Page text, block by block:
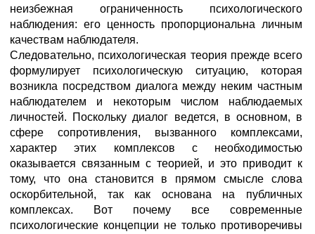
неизбежная ограниченность психологического
наблюдения: его ценность пропорциональна личным
качествам наблюдателя.
Следовательно, психологическая теория прежде всего
формулирует психологическую ситуацию, которая
возникла посредством диалога между неким частным
наблюдателем и некоторым числом наблюдаемых
личностей. Поскольку диалог ведется, в основном, в
сфере сопротивления, вызванного комплексами,
характер этих комплексов с необходимостью
оказывается связанным с теорией, и это приводит к
тому, что она становится в прямом смысле слова
оскорбительной, так как основана на публичных
комплексах. Вот почему все современные
психологические концепции не только противоречивы